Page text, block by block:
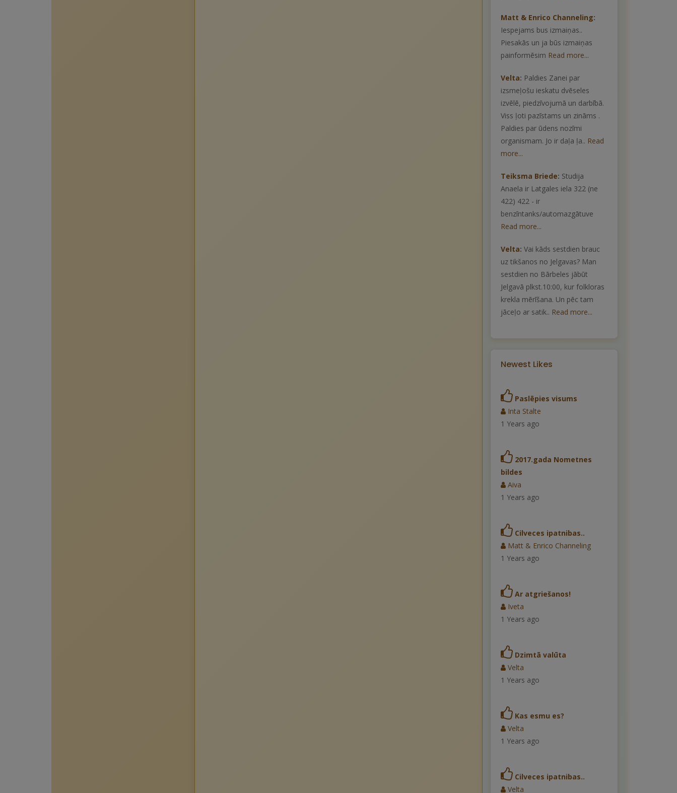
Matt & Enrico Channeling:
Iespejams bus izmaiņas..
Piesakās un ja būs izmaiņas
painformēsim Read more...
Velta: Paldies Zanei par
izsmeļošu ieskatu dvēseles
izvēlē, piedzīvojumā un darbībā.
Viss ļoti pazīstams un zināms .
Paldies par ūdens nozīmi
organismam. Jo ir daļa ļa.. Read
more...
Teiksma Briede: Studija
Anaela ir Latgales iela 322 (ne
422) 422 - ir
benzīntanks/automazgātuve
Read more...
Velta: Vai kāds sestdien brauc
uz tikšanos no Jelgavas? Man
sestdien no Bārbeles jābūt
Jelgavā plkst.10:00, kur folkloras
krekla mērīšana. Un pēc tam
jāceļo ar satik.. Read more...
Newest Likes
Paslēpies visums
Inta Stalte
1 Years ago
2017.gada Nometnes
bildes
Aiva
1 Years ago
Cilveces ipatnibas..
Matt & Enrico Channeling
1 Years ago
Ar atgriešanos!
Iveta
1 Years ago
Dzimtā valūta
Velta
1 Years ago
Kas esmu es?
Velta
1 Years ago
Cilveces ipatnibas..
Velta